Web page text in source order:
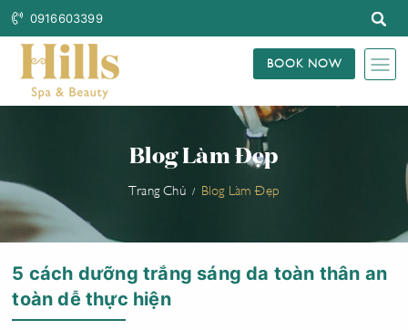
0916603399
BOOK NOW
Blog Làm Đẹp
Trang Chủ Blog Làm Đẹp
5 cách dưỡng trắng sáng da toàn thân an
toàn dễ thực hiện